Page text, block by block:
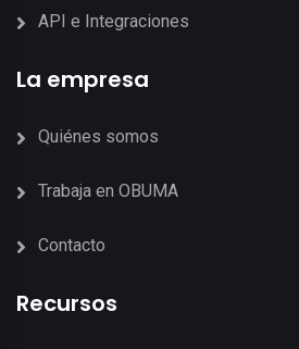
API e Integraciones
La empresa
Quiénes somos
Trabaja en OBUMA
Contacto
Recursos